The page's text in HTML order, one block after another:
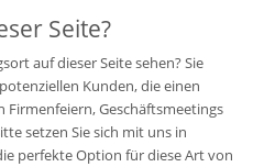
Seite?
auf dieser Seite sehen? Sie
Kunden, die einen
Geschäftsmeetings
setzen Sie sich mit uns in
perfekte Option für diese Art von